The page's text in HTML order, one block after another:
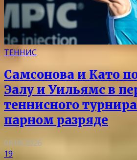
ТЕННИС
Самсонова и Като
Эалу и Уильямс в
теннисного
парном разряде
08.08.2026
19